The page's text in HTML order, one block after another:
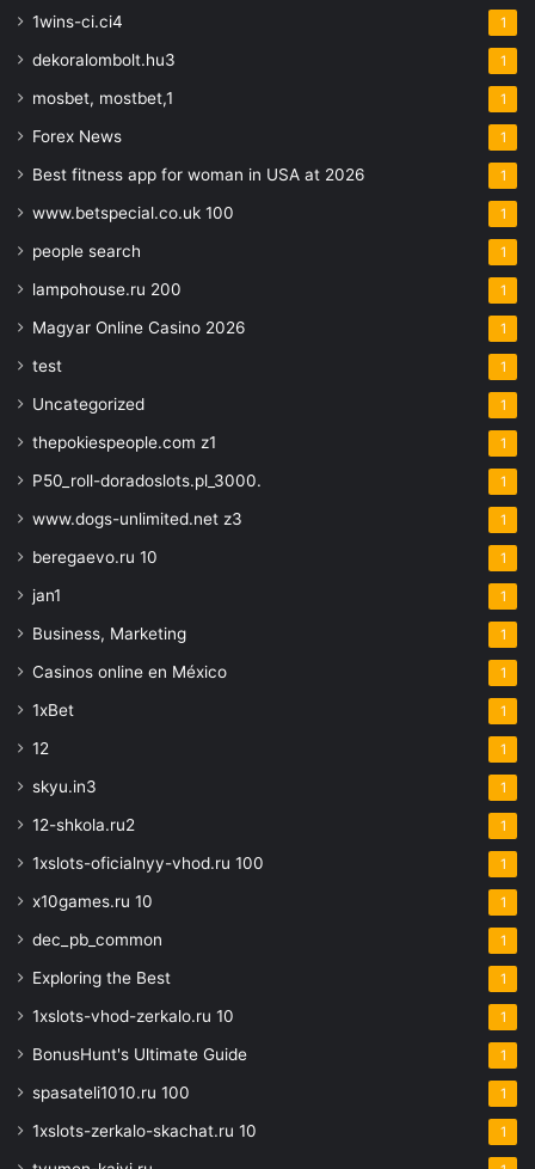
1wins-ci.ci4 1
dekoralombolt.hu3 1
mosbet, mostbet,1 1
Forex News 1
Best fitness app for woman in USA at 2026 1
www.betspecial.co.uk 100 1
people search 1
lampohouse.ru 200 1
Magyar Online Casino 2026 1
test 1
Uncategorized 1
thepokiespeople.com z1 1
P50_roll-doradoslots.pl_3000. 1
www.dogs-unlimited.net z3 1
beregaevo.ru 10 1
jan1 1
Business, Marketing 1
Casinos online en México 1
1xBet 1
12 1
skyu.in3 1
12-shkola.ru2 1
1xslots-oficialnyy-vhod.ru 100 1
x10games.ru 10 1
dec_pb_common 1
Exploring the Best 1
1xslots-vhod-zerkalo.ru 10 1
BonusHunt's Ultimate Guide 1
spasateli1010.ru 100 1
1xslots-zerkalo-skachat.ru 10 1